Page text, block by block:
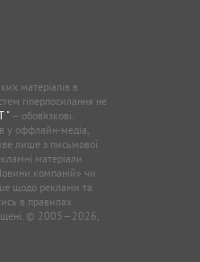
матеріалів в
гіперпосилання не
"— обов’язкові.
у оффлайн-медіа,
лише з письмової
матеріали
компаній» чи
щодо реклами та
в правилах
© 2005—2026,